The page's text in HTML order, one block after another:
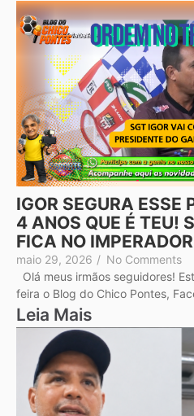
IGOR SEGURA ESSE
4 ANOS QUE É TEU!
FICA NO
maio 29, 2026 / No Comments
Olá meus irmãos seguidores!
feira o Blog do Chico Pontes,
Leia Mais